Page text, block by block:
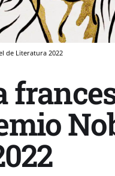
de Literatura 2022